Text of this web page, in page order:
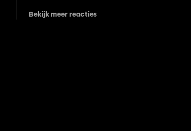
Bekijk meer reacties